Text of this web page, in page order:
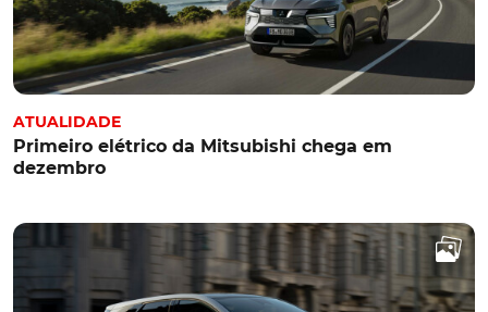
ATUALIDADE
Primeiro elétrico da Mitsubishi chega em
dezembro